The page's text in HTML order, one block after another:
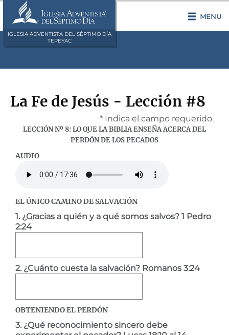
MENU
IGLESIA ADVENTISTA DEL SÉPTIMO DÍA
TEPEYAC
La Fe de Jesús - Lección #8
* Indica el campo requerido.
LECCIÓN Nº 8: LO QUE LA BIBLIA ENSEÑA ACERCA DEL
PERDÓN DE LOS PECADOS
AUDIO
EL ÚNICO CAMINO DE SALVACIÓN
1. ¿Gracias a quién y a qué somos salvos? 1 Pedro
2:24
2. ¿Cuánto cuesta la salvación? Romanos 3:24
OBTENIENDO EL PERDÓN
3. ¿Qué reconocimiento sincero debe